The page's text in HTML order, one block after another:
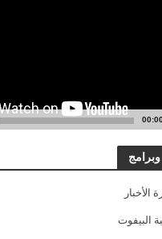
وبرامج
الأخبار
البيفوت